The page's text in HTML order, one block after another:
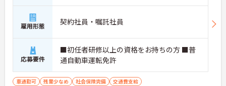
雇用形態 契約社員・嘱託社員
応募要件
■初任者研修以上の資格をお持ちの方 ■普
通自動車運転免許
車通勤可 残業少なめ 社会保険完備 交通費支給